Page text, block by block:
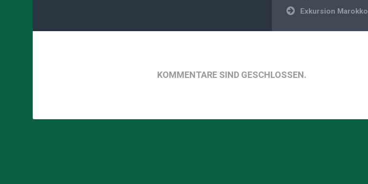
Exkursion Marokko
KOMMENTARE SIND GESCHLOSSEN.